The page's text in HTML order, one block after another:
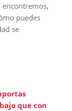
puedes
se
que con